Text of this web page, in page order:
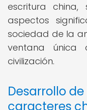
escritura china,
aspectos
sociedad de la
ventana
civilización.
Desarrollo
caracteres